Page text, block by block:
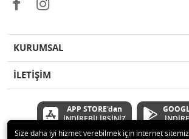
KURUMSAL
İLETİŞİM
APP STORE'dan
İNDİREBİLİRSİNİZ
Size daha iyi hizmet verebilmek için internet